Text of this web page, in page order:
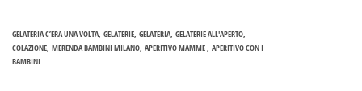
GELATERIA C’ERA UNA VOLTA GELATERIE GELATERIA GELATERIE ALL'APERTO
COLAZIONE MERENDA BAMBINI MILANO APERITIVO MAMME APERITIVO CON I
BAMBINI